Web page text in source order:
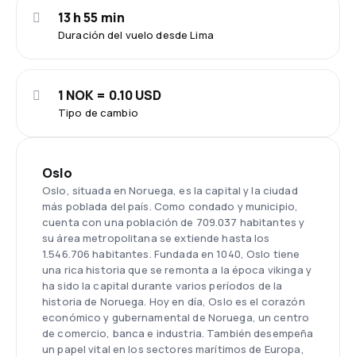
Duración del vuelo desde Lima
13 h 55 min
Tipo de cambio
1 NOK = 0.10 USD
Oslo
Oslo, situada en Noruega, es la capital y la ciudad
más poblada del país. Como condado y municipio,
cuenta con una población de 709.037 habitantes y
su área metropolitana se extiende hasta los
1.546.706 habitantes. Fundada en 1040, Oslo tiene
una rica historia que se remonta a la época vikinga y
ha sido la capital durante varios períodos de la
historia de Noruega. Hoy en día, Oslo es el corazón
económico y gubernamental de Noruega, un centro
de comercio, banca e industria. También desempeña
un papel vital en los sectores marítimos de Europa,